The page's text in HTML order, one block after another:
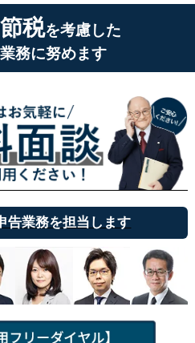
税を考慮した
務に努めます
告業務を担当します